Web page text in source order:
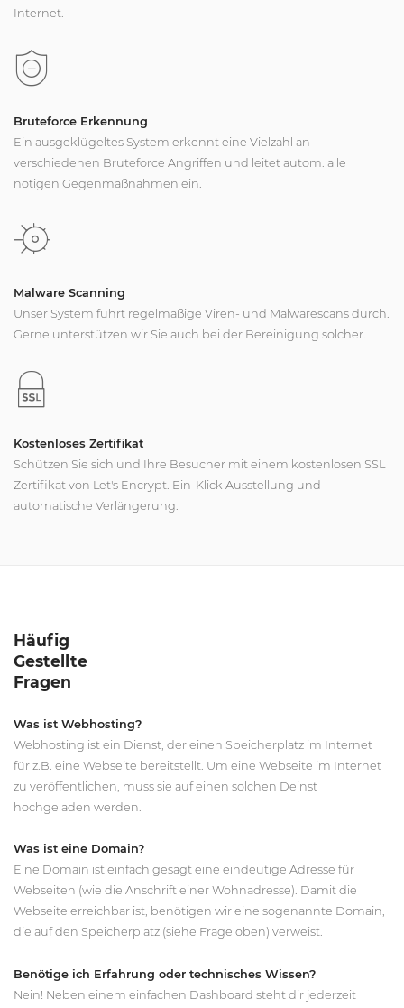
Internet.
Bruteforce Erkennung
Ein ausgeklügeltes System erkennt eine Vielzahl an
verschiedenen Bruteforce Angriffen und leitet autom. alle
nötigen Gegenmaßnahmen ein.
Malware Scanning
Unser System führt regelmäßige Viren- und Malwarescans durch.
Gerne unterstützen wir Sie auch bei der Bereinigung solcher.
Kostenloses Zertifikat
Schützen Sie sich und Ihre Besucher mit einem kostenlosen SSL
Zertifikat von Let's Encrypt. Ein-Klick Ausstellung und
automatische Verlängerung.
Häufig
Gestellte
Fragen
Was ist Webhosting?
Webhosting ist ein Dienst, der einen Speicherplatz im Internet
für z.B. eine Webseite bereitstellt. Um eine Webseite im Internet
zu veröffentlichen, muss sie auf einen solchen Deinst
hochgeladen werden.
Was ist eine Domain?
Eine Domain ist einfach gesagt eine eindeutige Adresse für
Webseiten (wie die Anschrift einer Wohnadresse). Damit die
Webseite erreichbar ist, benötigen wir eine sogenannte Domain,
die auf den Speicherplatz (siehe Frage oben) verweist.
Benötige ich Erfahrung oder technisches Wissen?
Nein! Neben einem einfachen Dashboard steht dir jederzeit